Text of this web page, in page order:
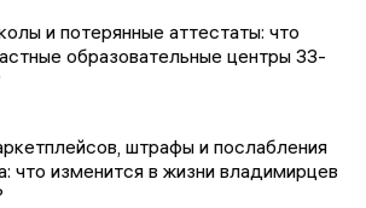
и потерянные аттестаты: что
образовательные центры 33-
штрафы и послабления
что изменится в жизни владимирцев